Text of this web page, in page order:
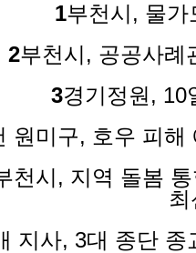
1부천시, 물가
2부천시, 공공사례
3경기정원, 10
원미구, 호우 피해
천시, 지역 돌봄
지사, 3대 종단 종